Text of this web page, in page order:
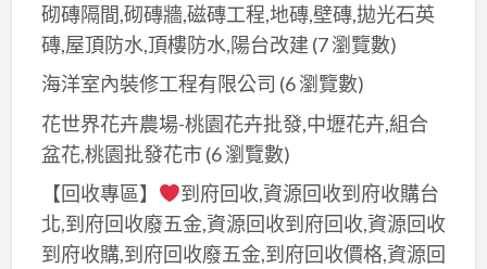
砌磚隔間,砌磚牆,磁磚工程,地磚,壁磚,拋光石英
磚,屋頂防水,頂樓防水,陽台改建 (7 瀏覽數)
海洋室內裝修工程有限公司 (6 瀏覽數)
花世界花卉農場-桃園花卉批發,中壢花卉,組合
盆花,桃園批發花市(6 瀏覽數)
【回收專區】
到府回收,資源回收到府收購台
北,到府回收廢五金,資源回收到府回收,資源回收
到府收購,到府回收廢五金,到府回收價格,資源回